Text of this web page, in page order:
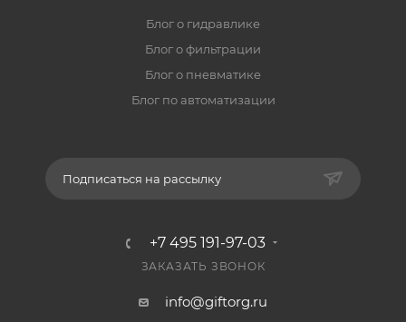
Блог о гидравлике
Блог о фильтрации
Блог о пневматике
Блог по автоматизации
Подписаться на рассылку
+7 495 191-97-03
ЗАКАЗАТЬ ЗВОНОК
info@giftorg.ru